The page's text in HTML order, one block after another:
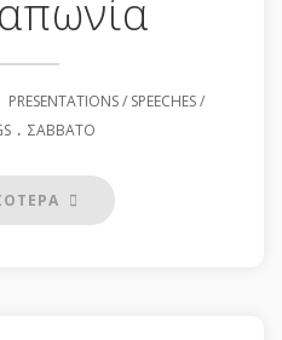
PRESENTATIONS / SPEECHES /
. ΣΆΒΒΑΤΟ